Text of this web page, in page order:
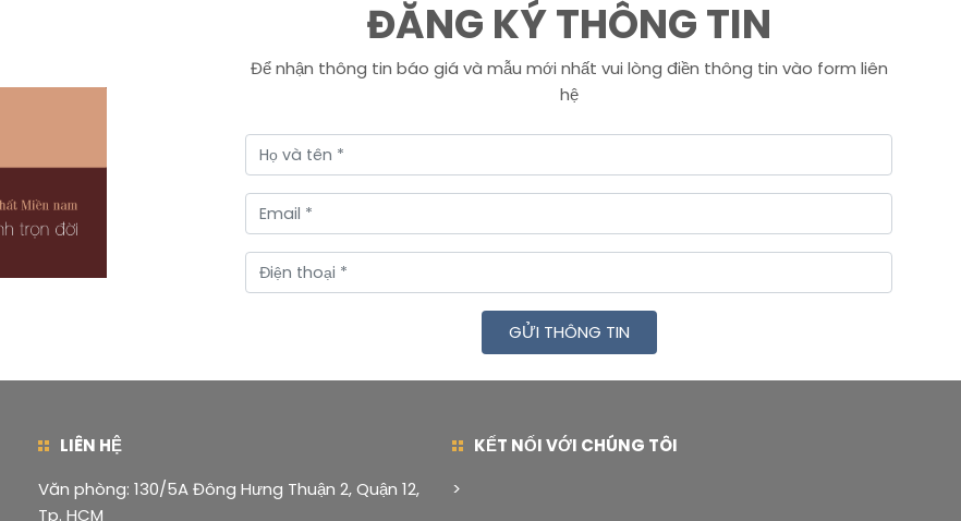
ĐĂNG KÝ THÔNG TIN
Để nhận thông tin báo giá và mẫu mới nhất vui lòng điền thông tin vào form liên
hệ
GỬI THÔNG TIN
LIÊN HỆ
Văn phòng: 130/5A Đông Hưng Thuận 2, Quận 12,
Tp. HCM
KẾT NỐI VỚI CHÚNG TÔI
>